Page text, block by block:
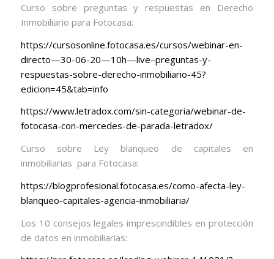
Curso sobre preguntas y respuestas en Derecho
Inmobiliario para Fotocasa:
https://cursosonline.fotocasa.es/cursos/webinar-en-
directo—30-06-20—10h—live–preguntas-y-
respuestas-sobre-derecho-inmobiliario-45?
edicion=45&tab=info
https://www.letradox.com/sin-categoria/webinar-de-
fotocasa-con-mercedes-de-parada-letradox/
Curso sobre Ley blanqueo de capitales en
inmobiliarias para Fotocasa:
https://blogprofesional.fotocasa.es/como-afecta-ley-
blanqueo-capitales-agencia-inmobiliaria/
Los 10 consejos legales imprescindibles en protección
de datos en inmobiliarias: